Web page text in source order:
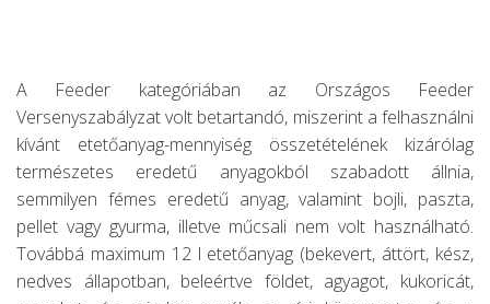
A Feeder kategóriában az Országos Feeder
Versenyszabályzat volt betartandó, miszerint a felhasználni
kívánt etetőanyag-mennyiség összetételének kizárólag
természetes eredetű anyagokból szabadott állnia,
semmilyen fémes eredetű anyag, valamint bojli, paszta,
pellet vagy gyurma, illetve műcsali nem volt használható.
Továbbá maximum 12 l etetőanyag (bekevert, áttört, kész,
nedves állapotban, beleértve földet, agyagot, kukoricát,